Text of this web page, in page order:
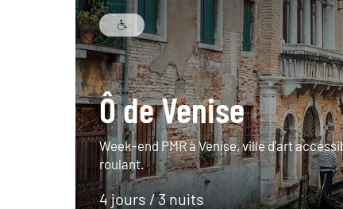
Ô de Venise
Week-end PMR à Venise, ville d’art
roulant.
4 jours / 3 nuits